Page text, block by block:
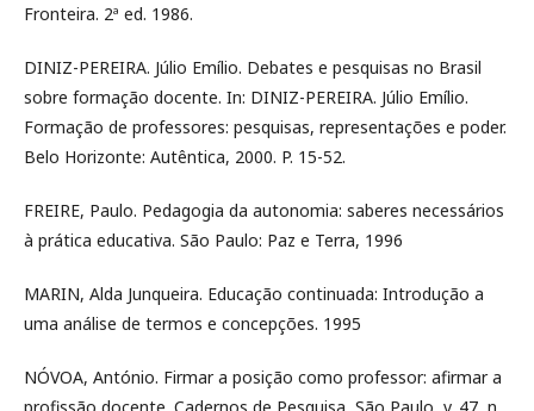
Fronteira. 2ª ed. 1986.
DINIZ-PEREIRA. Júlio Emílio. Debates e pesquisas no Brasil
sobre formação docente. In: DINIZ-PEREIRA. Júlio Emílio.
Formação de professores: pesquisas, representações e poder.
Belo Horizonte: Autêntica, 2000. P. 15-52.
FREIRE, Paulo. Pedagogia da autonomia: saberes necessários
à prática educativa. São Paulo: Paz e Terra, 1996
MARIN, Alda Junqueira. Educação continuada: Introdução a
uma análise de termos e concepções. 1995
NÓVOA, António. Firmar a posição como professor: afirmar a